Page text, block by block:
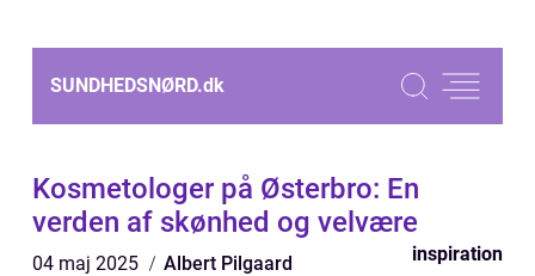
SUNDHEDSNØRD.dk
Kosmetologer på Østerbro: En
verden af skønhed og velvære
04 maj 2025 Albert Pilgaard inspiration